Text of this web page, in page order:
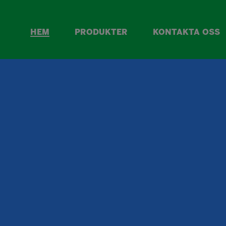
HEM PRODUKTER KONTAKTA OSS